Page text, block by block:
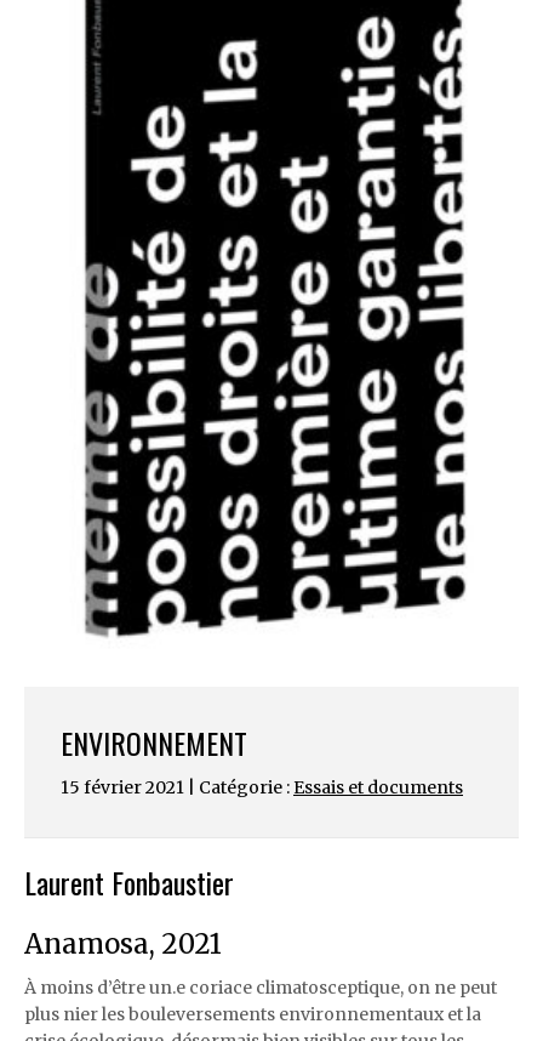
ENVIRONNEMENT
15 février 2021 | Catégorie :Essais et documents
Laurent Fonbaustier
Anamosa, 2021
À moins d’être un.e coriace climatosceptique, on ne peut
plus nier les bouleversements environnementaux et la